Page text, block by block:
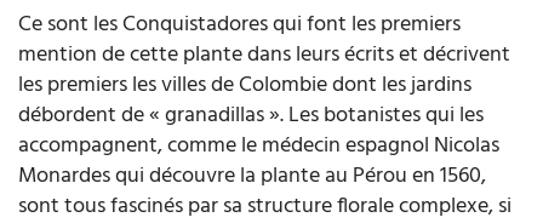
Ce sont les Conquistadores qui font les premiers
mention de cette plante dans leurs écrits et décrivent
les premiers les villes de Colombie dont les jardins
débordent de « granadillas ». Les botanistes qui les
accompagnent, comme le médecin espagnol Nicolas
Monardes qui découvre la plante au Pérou en 1560,
sont tous fascinés par sa structure florale complexe, si